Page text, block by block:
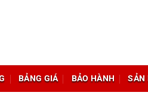
BẢNG GIÁ BẢO HÀNH SẢN